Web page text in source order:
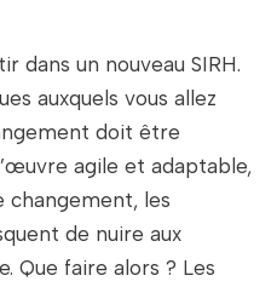
dans un nouveau SIRH.
auxquels vous allez
doit être
agile et adaptable,
changement, les
de nuire aux
Que faire alors ? Les